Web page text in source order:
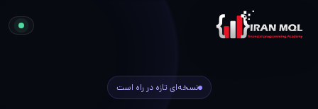
نسخه‌ای تازه در راه است